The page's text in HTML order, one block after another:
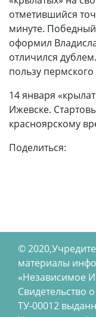
отметившийся
минуте.
оформил
отличился
пользу пермского
14 января
Ижевске.
красноярскому
Поделиться:
©
материалы
«Независимое
Свидетельство
ТУ-00012